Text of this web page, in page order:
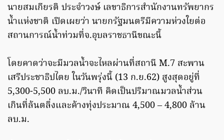
นายสมเกียรติ ประจำวงษ์ เลขาธิการสำนักงานทรัพยากร
น้ำแห่งชาติ เปิดเผยว่า นายกรัฐมนตรีมีความห่วงใยต่อ
สถานการณ์น้ำท่วมที่จ.อุบลราชธานีขณะนี้
โดยคาดว่าจะมีมวลน้ำจะไหลผ่านที่สถานี M.7 สะพาน
เสรีประชาธิปไตย ในวันพรุ่งนี้ (13 ก.ย.62) สูงสุดอยู่ที่
5,300-5,500 ลบ.ม./วินาที คิดเป็นปริมาณมวลน้ำส่วน
เกินที่ล้นตลิ่งและค้างทุ่งประมาณ 4,500 – 4,800 ล้าน
ลบ.ม.